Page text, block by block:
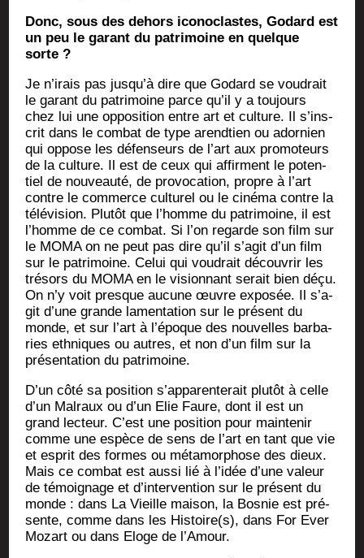
Donc, sous des dehors ico­no­clastes, Godard est
un peu le garant du patri­moine en quelque
sorte ?
Je n’i­rais pas jus­qu’à dire que Godard se vou­drait
le garant du patri­moine parce qu’il y a tou­jours
chez lui une oppo­si­tion entre art et culture. Il s’ins­
crit dans le com­bat de type arend­tien ou ador­nien
qui oppose les défen­seurs de l’art aux pro­mo­teurs
de la culture. Il est de ceux qui affirment le poten­
tiel de nou­veau­té, de pro­vo­ca­tion, propre à l’art
contre le com­merce cultu­rel ou le ciné­ma contre la
télé­vi­sion. Plu­tôt que l’homme du patri­moine, il est
l’homme de ce com­bat. Si l’on regarde son film sur
le MOMA on ne peut pas dire qu’il s’a­git d’un film
sur le patri­moine. Celui qui vou­drait décou­vrir les
tré­sors du MOMA en le vision­nant serait bien déçu.
On n’y voit presque aucune œuvre expo­sée. Il s’a­
git d’une grande lamen­ta­tion sur le pré­sent du
monde, et sur l’art à l’é­poque des nou­velles bar­ba­
ries eth­niques ou autres, et non d’un film sur la
pré­sen­ta­tion du patrimoine.
D’un côté sa posi­tion s’ap­pa­ren­te­rait plu­tôt à celle
d’un Mal­raux ou d’un Elie Faure, dont il est un
grand lec­teur. C’est une posi­tion pour main­te­nir
comme une espèce de sens de l’art en tant que vie
et esprit des formes ou méta­mor­phose des dieux.
Mais ce com­bat est aus­si lié à l’i­dée d’une valeur
de témoi­gnage et d’in­ter­ven­tion sur le pré­sent du
monde : dans La Vieille mai­son, la Bos­nie est pré­
sente, comme dans les Histoire(s), dans For Ever
Mozart ou dans Eloge de l’Amour.